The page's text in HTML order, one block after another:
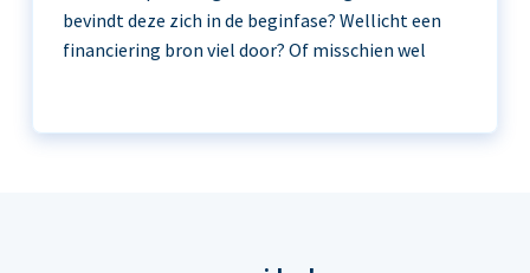
bevindt deze zich in de beginfase? Wellicht een
financiering bron viel door? Of misschien wel